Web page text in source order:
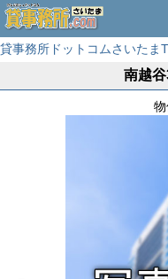
貸事務所ドットコムさいたま
南越